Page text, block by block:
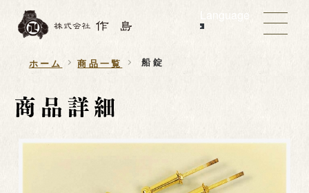
Language
ホーム 商品一覧 船錠